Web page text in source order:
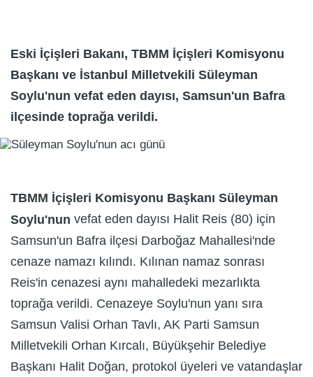
Eski İçişleri Bakanı, TBMM İçişleri Komisyonu
Başkanı ve İstanbul Milletvekili Süleyman
Soylu'nun vefat eden dayısı, Samsun'un Bafra
ilçesinde toprağa verildi.
TBMM İçişleri Komisyonu Başkanı Süleyman
Soylu'nun vefat eden dayısı Halit Reis (80) için
Samsun'un Bafra ilçesi Darboğaz Mahallesi'nde
cenaze namazı kılındı. Kılınan namaz sonrası
Reis'in cenazesi aynı mahalledeki mezarlıkta
toprağa verildi. Cenazeye Soylu'nun yanı sıra
Samsun Valisi Orhan Tavlı, AK Parti Samsun
Milletvekili Orhan Kırcalı, Büyükşehir Belediye
Başkanı Halit Doğan, protokol üyeleri ve vatandaşlar